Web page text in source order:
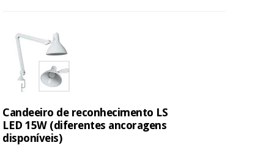
Candeeiro de reconhecimento LS
LED 15W (diferentes ancoragens
disponíveis)